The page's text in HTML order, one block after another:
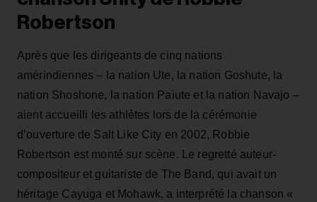
Robertson
Après que les dirigeants de cinq nations
amérindiennes – la nation Ute, la nation Goshute, la
nation Shoshone, la nation Paiute et la nation Navajo –
aient accueilli les athlètes lors de la cérémonie
d’ouverture de Salt Like City en 2002, Robbie
Robertson est monté sur scène. Le regretté auteur-
compositeur et guitariste de The Band, qui avait un
héritage Cayuga et Mohawk, a interprété la chanson «